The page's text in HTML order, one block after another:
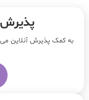
پذیرش
به کمک پذیرش آنلاین